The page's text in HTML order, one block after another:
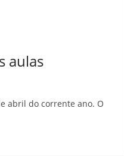
aulas
abril do corrente ano. O